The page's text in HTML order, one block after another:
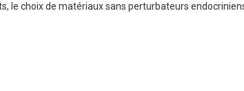
le choix de matériaux sans perturbateurs